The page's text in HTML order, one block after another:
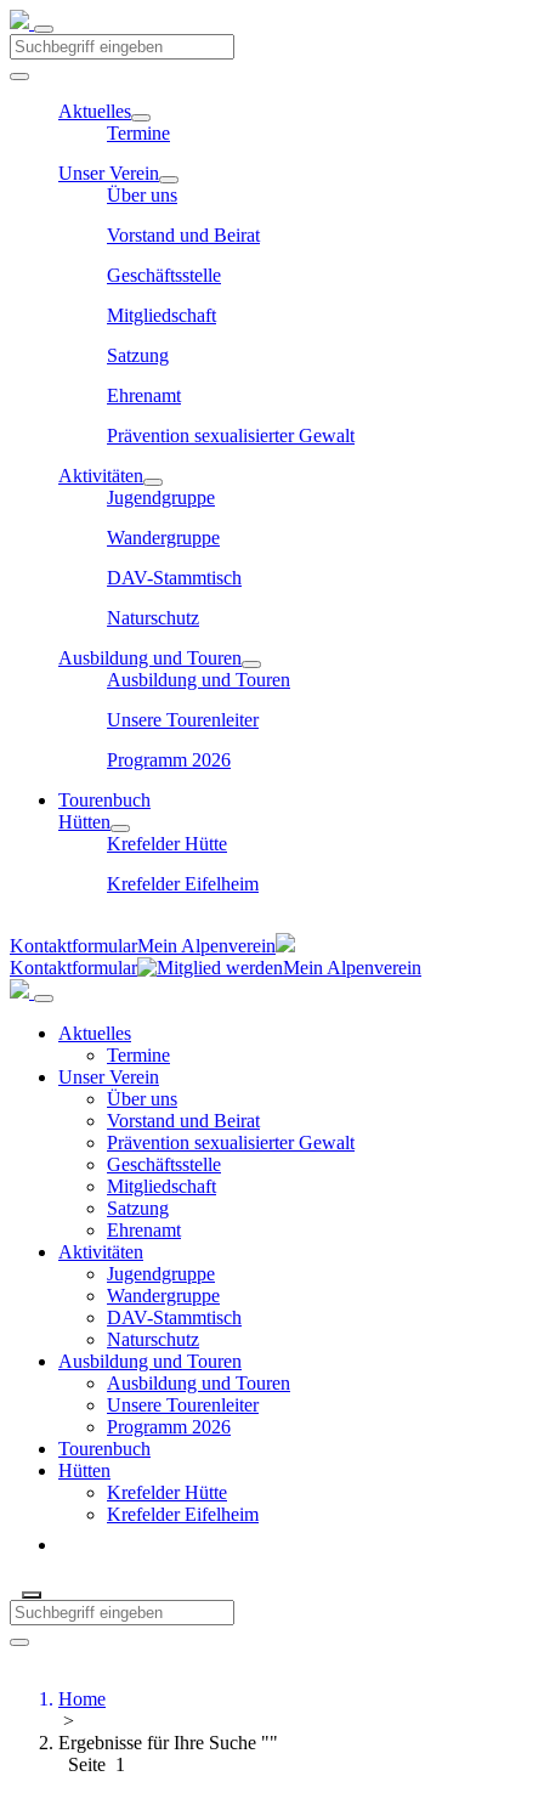
Aktuelles
Termine
Unser Verein
Über uns
Vorstand und Beirat
Geschäftsstelle
Mitgliedschaft
Satzung
Ehrenamt
Prävention sexualisierter Gewalt
Aktivitäten
Jugendgruppe
Wandergruppe
DAV-Stammtisch
Naturschutz
Ausbildung und Touren
Ausbildung und Touren
Unsere Tourenleiter
Programm 2026
Tourenbuch
Hütten
Krefelder Hütte
Krefelder Eifelheim
KontaktformularMein Alpenverein
Kontaktformular
Mein Alpenverein
Aktuelles
Termine
Unser Verein
Über uns
Vorstand und Beirat
Prävention sexualisierter Gewalt
Geschäftsstelle
Mitgliedschaft
Satzung
Ehrenamt
Aktivitäten
Jugendgruppe
Wandergruppe
DAV-Stammtisch
Naturschutz
Ausbildung und Touren
Ausbildung und Touren
Unsere Tourenleiter
Programm 2026
Tourenbuch
Hütten
Krefelder Hütte
Krefelder Eifelheim
Home
>
Ergebnisse für Ihre Suche ""
Seite 1